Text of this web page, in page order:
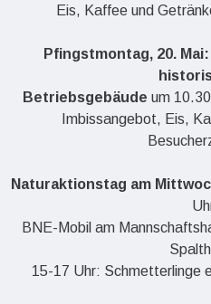
Eis, Kaffee und
Pfingstmontag, 20.
Betriebsgebäude um
Imbissangebot, Eis,
Naturaktionstag am
BNE-Mobil am
15-17 Uhr: Schmetterlinge